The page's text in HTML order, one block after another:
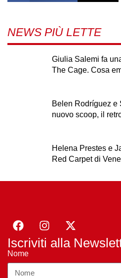
NEWS PIÙ LETTE
Giulia Salemi fa
The Cage. Cosa
Belen Rodríguez e
nuovo scoop, il
Helena Prestes e
Red Carpet di
Iscriviti alla
Nome